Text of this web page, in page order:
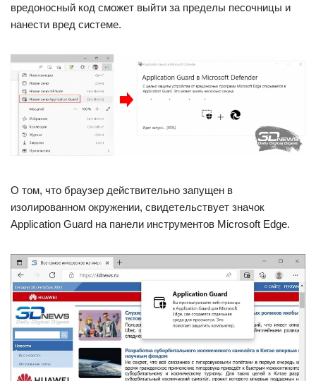
вредоносный код сможет выйти за пределы песочницы и
нанести вред системе.
О том, что браузер действительно запущен в
изолированном окружении, свидетельствует значок
Application Guard на панели инструментов Microsoft Edge.